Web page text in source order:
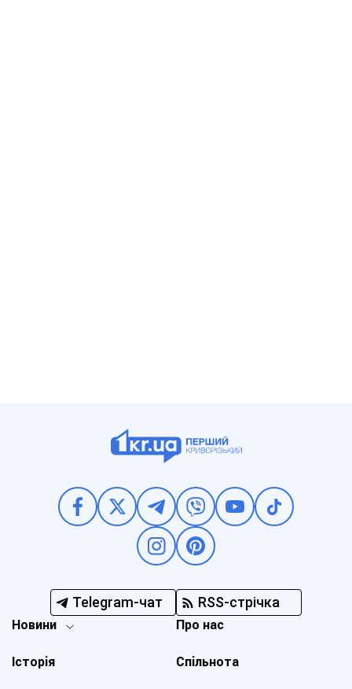
Telegram-чат RSS-стрічка
Новини
Історія
Про нас
Спільнота